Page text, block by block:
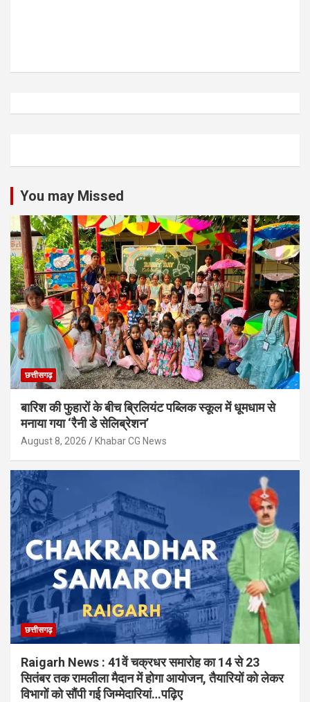
You may Missed
छत्तीसगढ़
बारिश की फुहारों के बीच ब्रिलियंट पब्लिक स्कूल में धूमधाम से
मनाया गया ‘रैनी डे सेलिब्रेशन’
August 8, 2026 Khabar CG News
छत्तीसगढ़
Raigarh News : 41वें चक्रधर समारोह का 14 से 23
सितंबर तक रामलीला मैदान में होगा आयोजन, तैयारियों को लेकर
विभागों को सौंपी गई जिम्मेदारियां…पढ़िए